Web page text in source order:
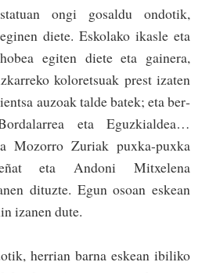
ongi gosaldu ondotik,
diete. Eskolako ikasle eta
egiten diete eta gainera,
kolore­tsuak prest izaten
auzoak talde batek; eta ber­
eta Eguzkialdea…
Mozorro Zuriak puxka-puxka
eta Andoni Mitxe­lena
dituzte. Egun osoan eskean
izanen dute­.
herrian barna eskean ibiliko